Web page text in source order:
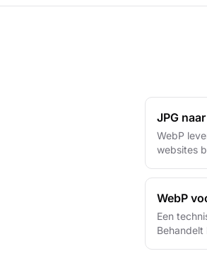
JPG
WebP
websites
WebP
Een